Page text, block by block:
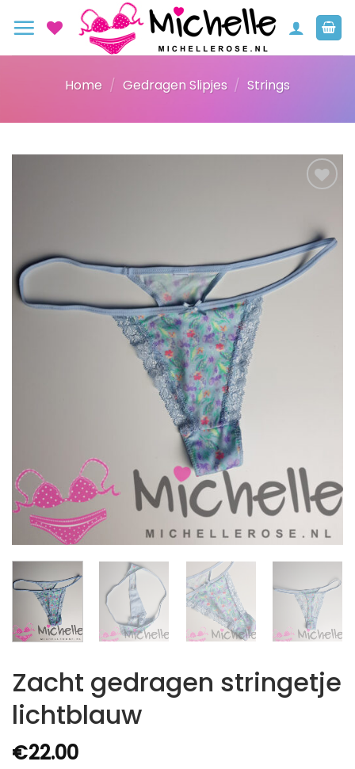
naar
Home / Gedragen Slipjes / Strings
Zacht gedragen stringetje
lichtblauw
€22.00